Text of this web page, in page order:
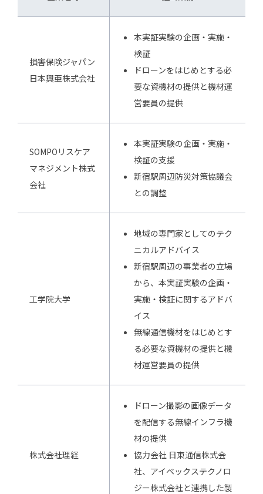
損害保険ジャパン
日本興亜株式会社
本実証実験の企画・実施・
検証
ドローンをはじめとする必
要な資機材の提供と機材運
営要員の提供
SOMPOリスケア
マネジメント株式
会社
本実証実験の企画・実施・
検証の支援
新宿駅周辺防災対策協議会
との調整
工学院大学
地域の専門家としてのテク
ニカルアドバイス
新宿駅周辺の事業者の立場
から、本実証実験の企画・
実施・検証に関するアドバ
イス
無線通信機材をはじめとす
る必要な資機材の提供と機
材運営要員の提供
株式会社理経
ドローン撮影の画像データ
を配信する無線インフラ機
材の提供
協力会社 日東通信株式会
社、アイベックステクノロ
ジー株式会社と連携した製